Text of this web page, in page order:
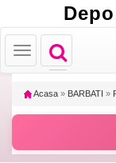
Toggle
navigation
Toggle
navigation
Acasa » BARBATI »